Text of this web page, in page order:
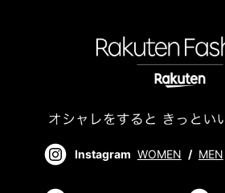
Instagram WOMEN / MEN